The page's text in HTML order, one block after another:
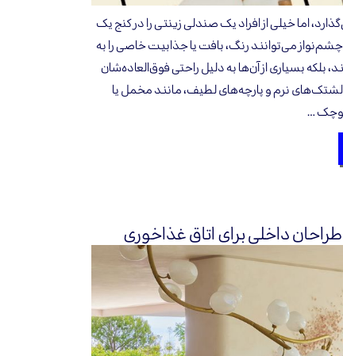
اما خیلی‌ از افراد یک صندلی زینتی را در کنج یک
می‌توانند رنگ، بافت یا جذابیت خاصی را به
بلکه بسیاری از آن‌ها به دلیل راحتی فوق‌العاده‌شان
نرم و پارچه‌های لطیف، مانند مخمل یا
کوچک …